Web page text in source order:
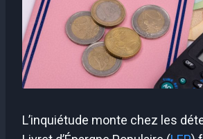
L’inquiétude monte chez les